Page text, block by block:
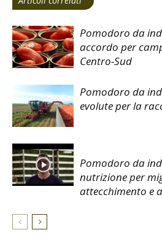
Pomodoro da
accordo per
Centro-Sud
Pomodoro da
evolute per la
Pomodoro da
nutrizione per
attecchimento e